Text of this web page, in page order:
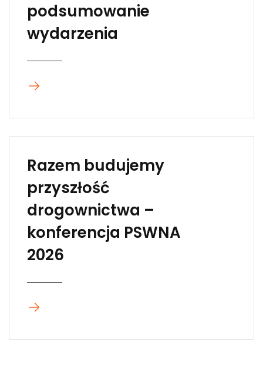
podsumowanie
wydarzenia
Razem budujemy
przyszłość
drogownictwa –
konferencja PSWNA
2026